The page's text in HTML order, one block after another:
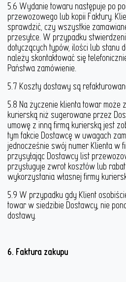
5.6 Wydanie towaru następuje po
przewozowego lub kopii Faktury.
sprawdzić, czy wszystkie
przesyłce. W przypadku
dotyczących typów, ilości lub stanu
należy skontaktować się
Państwa zamówienie.
5.7 Koszty dostawy są
5.8 Na życzenie klienta towar może
kurierską niż sugerowane przez
umowę z inną firmą kurierską jest
tym fakcie Dostawcę w uwagach
jednocześnie swój numer Klienta w
przysyłając Dostawcy list
przysługuje zwrot kosztów lub
wykorzystania własnej firmy
5.9 W przypadku gdy Klient
towar w siedzibie Dostawcy, nie
dostawy.
6. Faktura zakupu